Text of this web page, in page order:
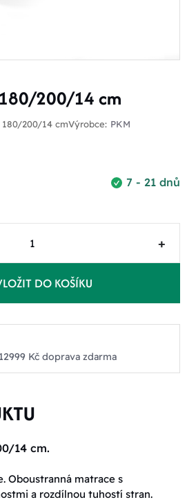
200/14 cm
180/200/14 cmVýrobce: PKM
7 - 21 dnů
+
DO KOŠÍKU
Kč doprava zdarma
14 cm.
Oboustranná matrace s
a rozdílnou tuhostí stran.